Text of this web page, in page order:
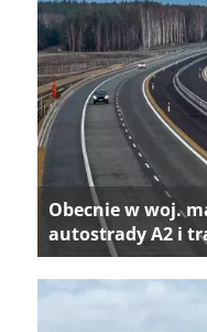
Obecnie w woj.
autostrady A2 i